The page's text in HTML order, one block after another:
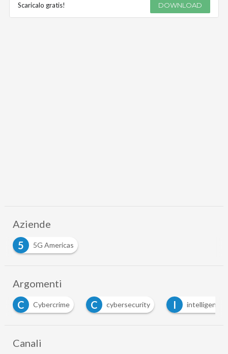
Scaricalo gratis! DOWNLOAD
Aziende
5
5G Americas
Argomenti
C
cybersecurity I intelligenza artificiale R
Canali